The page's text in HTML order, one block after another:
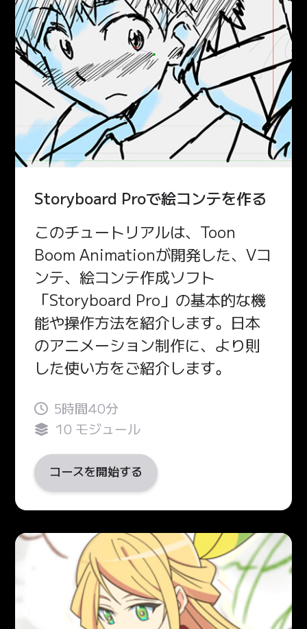
Storyboard Proで絵コンテを作る
このチュートリアルは、Toon
Boom Animationが開発した、Vコ
ンテ、絵コンテ作成ソフト
「Storyboard Pro」の基本的な機
能や操作方法を紹介します。日本
のアニメーション制作に、より則
した使い方をご紹介します。
5時間40分
10 モジュール
コースを開始する